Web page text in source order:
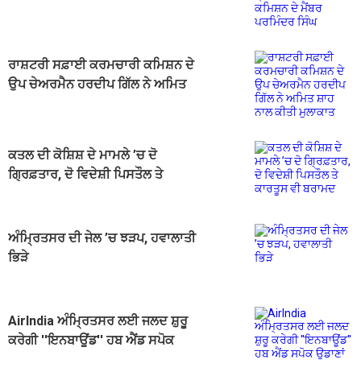
ਰਾਸ਼ਟਰੀ ਸਫ਼ਾਈ ਕਰਮਚਾਰੀ ਕਮਿਸ਼ਨ ਦੇ
ਉਪ ਚੇਅਰਮੈਨ ਹਰਦੀਪ ਗਿੱਲ ਨੇ ਅਮਿਤ
ਕਤਲ ਦੀ ਕੋਸ਼ਿਸ਼ ਦੇ ਮਾਮਲੇ ’ਚ ਦੋ
ਗ੍ਰਿਫ਼ਤਾਰ, ਦੋ ਵਿਦੇਸ਼ੀ ਪਿਸਤੌਲ ਤੇ
ਅੰਮ੍ਰਿਤਸਰ ਦੀ ਜੇਲ ’ਚ ਝੜਪ, ਹਵਾਲਾਤੀ
ਭਿੜੇ
AirIndia ਅੰਮ੍ਰਿਤਸਰ ਲਈ ਜਲਦ ਸ਼ੁਰੂ
ਕਰੇਗੀ ''ਇਨਬਾਊਂਡ'' ਹਬ ਐਂਡ ਸਪੋਕ